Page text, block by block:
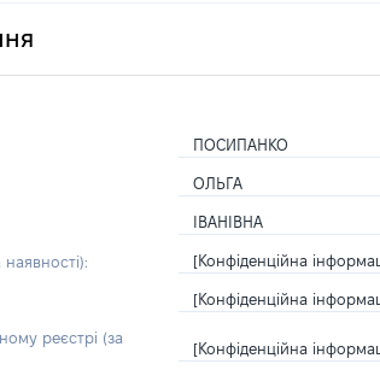
ПОСИПАНКО
ОЛЬГА
ІВАНІВНА
[Конфіденційна
[Конфіденційна
реєстрі (за
[Конфіденційна